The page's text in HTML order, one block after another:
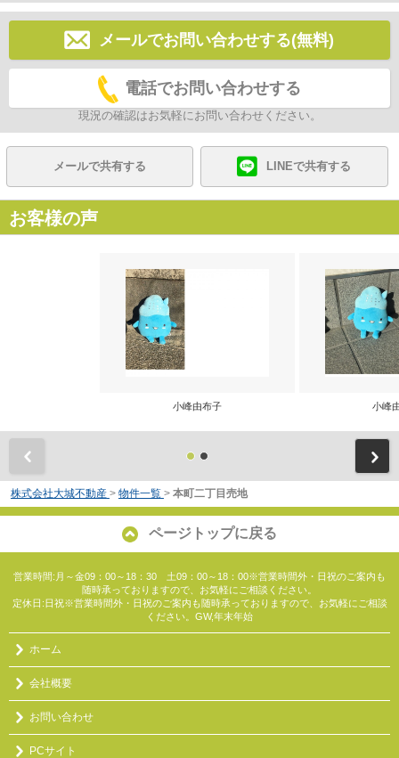
メールでお問い合わせする(無料)
電話でお問い合わせする
現況の確認はお気軽にお問い合わせください。
メールで共有する LINEで共有する
お客様の声
小峰由布子 小峰
株式会社大城不動産 > 物件一覧 > 本町二丁目売地
ページトップに戻る
営業時間:月～金09：00～18：30 土09：00～18：00※営業時間外・日祝のご案内も
随時承っておりますので、お気軽にご相談ください。
定休日:日祝※営業時間外・日祝のご案内も随時承っておりますので、お気軽にご相談
ください。GW,年末年始
ホーム
会社概要
お問い合わせ
PCサイト